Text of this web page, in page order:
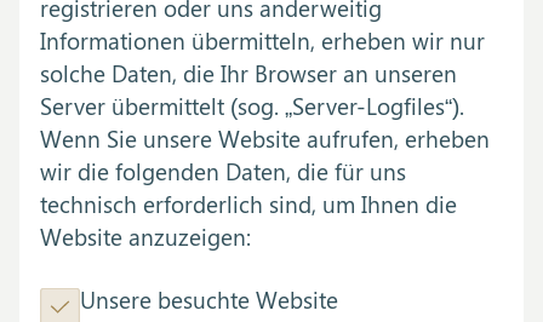
registrieren oder uns anderweitig
Informationen übermitteln, erheben wir nur
solche Daten, die Ihr Browser an unseren
Server übermittelt (sog. „Server-Logfiles“).
Wenn Sie unsere Website aufrufen, erheben
wir die folgenden Daten, die für uns
technisch erforderlich sind, um Ihnen die
Website anzuzeigen:
Unsere besuchte Website